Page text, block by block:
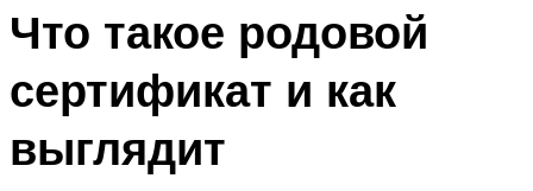
Что такое родовой
сертификат и как
выглядит